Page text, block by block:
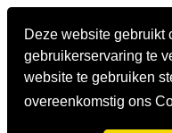
Deze website gebruikt
gebruikerservaring te
website te gebruiken
overeenkomstig ons